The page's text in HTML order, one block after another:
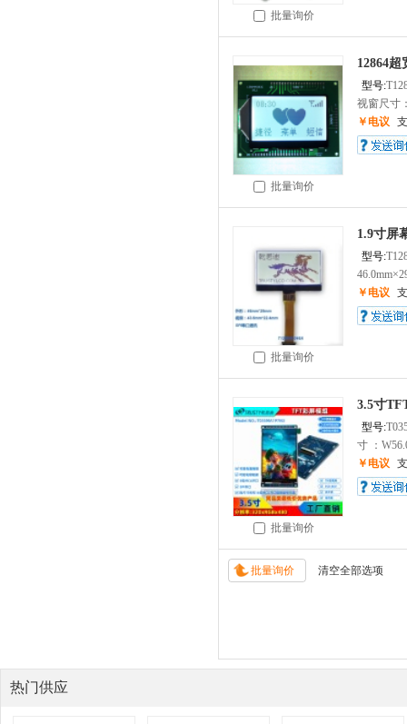
批量询价
批量询价
12864
型号:
视窗尺寸
￥电议
批量询价
1.9寸屏
型号:
￥电议
批量询价
3.5寸
型号:
寸 ：
￥电议
热门供应